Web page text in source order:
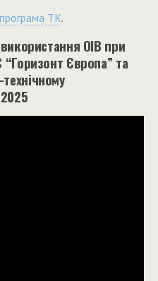
програма ТК.
ОІВ при
Європа” та